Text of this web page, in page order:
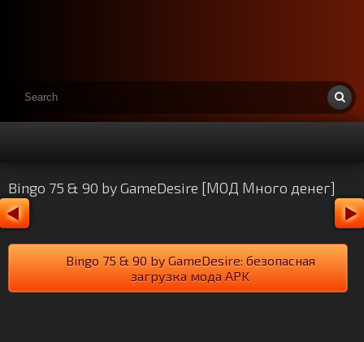
Bingo 75 & 90 by GameDesire [МОД Много денег]
Bingo 75 & 90 by GameDesire: безопасная
загрузка мода APK